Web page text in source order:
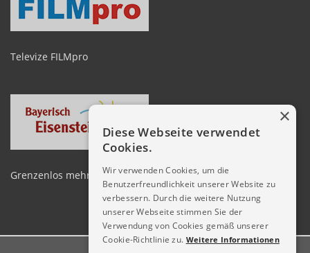
Televize FILMpro
Grenzenlos mehr erleben zwischen Arber und Spicak
×
Diese Webseite verwendet
Cookies.
Wir verwenden Cookies, um die
Benutzerfreundlichkeit unserer Website zu
verbessern. Durch die weitere Nutzung
unserer Webseite stimmen Sie der
Verwendung von Cookies gemäß unserer
Cookie-Richtlinie zu. Weitere Informationen